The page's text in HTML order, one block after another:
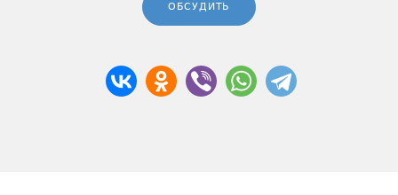
ОБСУДИТЬ